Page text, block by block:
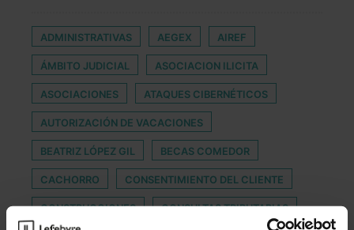
ADMINISTRATIVAS AEGEX AIREF
ÁMBITO JUDICIAL ASOCIACION ILICITA
ASOCIACIONES ATAQUES CIBERNÉTICOS
AUTORIZACIÓN DE VACACIONES
BEATRIZ LÓPEZ GIL BECAS COMEDOR
CACHORRO CONSENTIMIENTO DEL CLIENTE
CONSTRUCCIONES CONSULTAS TRIBUTARIAS